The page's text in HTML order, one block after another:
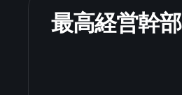
最高経営幹部